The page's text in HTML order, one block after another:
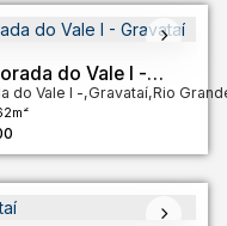
do Vale I -
do Vale I ,Gravataí,Rio